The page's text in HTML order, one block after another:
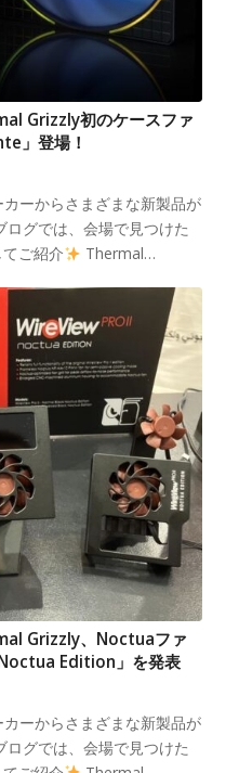
Grizzly初のケースファ
」登場！
ーからさまざまな新製品が
グでは、会場で見つけた
ご紹介
Thermal…
Grizzly、Noctuaファ
Edition」を発表
ーからさまざまな新製品が
グでは、会場で見つけた